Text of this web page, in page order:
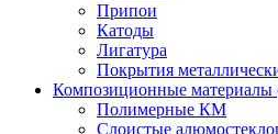
Припои
Катоды
Лигатура
Покрытия
Композиционные
Полимерные КМ
Слоистые